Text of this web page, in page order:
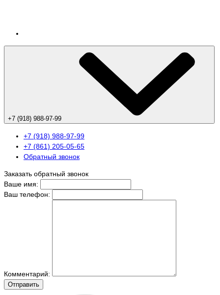
+7 (918) 988-97-99
+7 (918) 988-97-99
+7 (861) 205-05-65
Обратный звонок
Заказать обратный звонок
Ваше имя:
Ваш телефон:
Комментарий:
Отправить